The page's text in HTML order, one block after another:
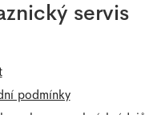
servis
podmínky